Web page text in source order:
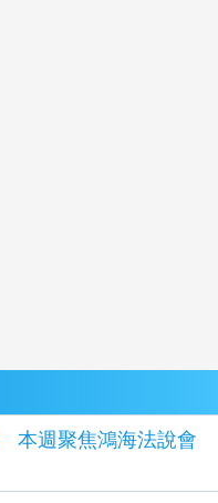
本週聚焦鴻海法說會